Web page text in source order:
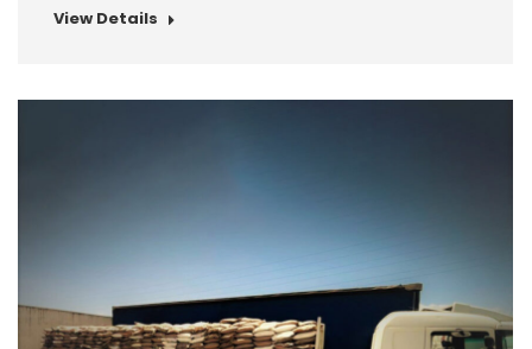
View Details